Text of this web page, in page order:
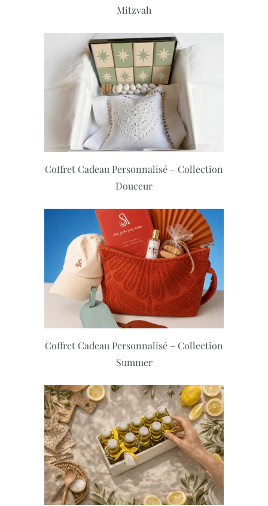
Mitzvah
Coffret Cadeau Personnalisé – Collection
Douceur
Coffret Cadeau Personnalisé – Collection
Summer